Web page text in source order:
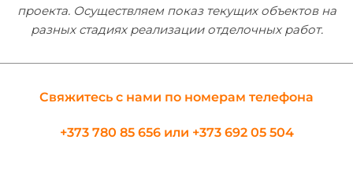
проекта. Осуществляем показ текущих объектов на
разных стадиях реализации отделочных работ.
Свяжитесь с нами по номерам телефона
+373 780 85 656или +373 692 05 504